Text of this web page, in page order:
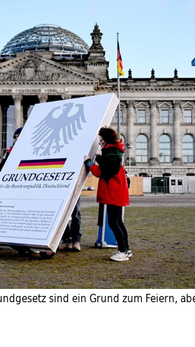
sind ein Grund zum Feiern,